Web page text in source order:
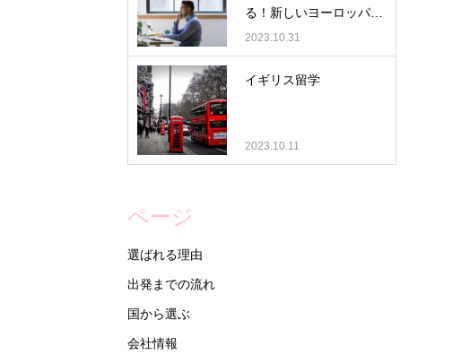
る！新しいヨーロッパ…
2023.10.31
イギリス留学
2023.10.11
ページ
選ばれる理由
出発までの流れ
国から選ぶ
会社情報